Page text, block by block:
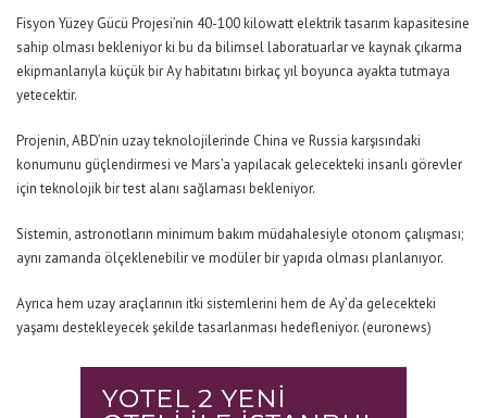
Fisyon Yüzey Gücü Projesi’nin 40-100 kilowatt elektrik tasarım kapasitesine
sahip olması bekleniyor ki bu da bilimsel laboratuarlar ve kaynak çıkarma
ekipmanlarıyla küçük bir Ay habitatını birkaç yıl boyunca ayakta tutmaya
yetecektir.
Projenin, ABD’nin uzay teknolojilerinde China ve Russia karşısındaki
konumunu güçlendirmesi ve Mars’a yapılacak gelecekteki insanlı görevler
için teknolojik bir test alanı sağlaması bekleniyor.
Sistemin, astronotların minimum bakım müdahalesiyle otonom çalışması;
aynı zamanda ölçeklenebilir ve modüler bir yapıda olması planlanıyor.
Ayrıca hem uzay araçlarının itki sistemlerini hem de Ay’da gelecekteki
yaşamı destekleyecek şekilde tasarlanması hedefleniyor. (euronews)